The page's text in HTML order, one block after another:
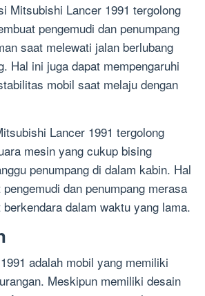
Mitsubishi Lancer 1991 tergolong
pengemudi dan penumpang
saat melewati jalan berlubang
Hal ini juga dapat mempengaruhi
mobil saat melaju dengan
Lancer 1991 tergolong
mesin yang cukup bising
penumpang di dalam kabin. Hal
dan penumpang merasa
dalam waktu yang lama.
adalah mobil yang memiliki
Meskipun memiliki desain